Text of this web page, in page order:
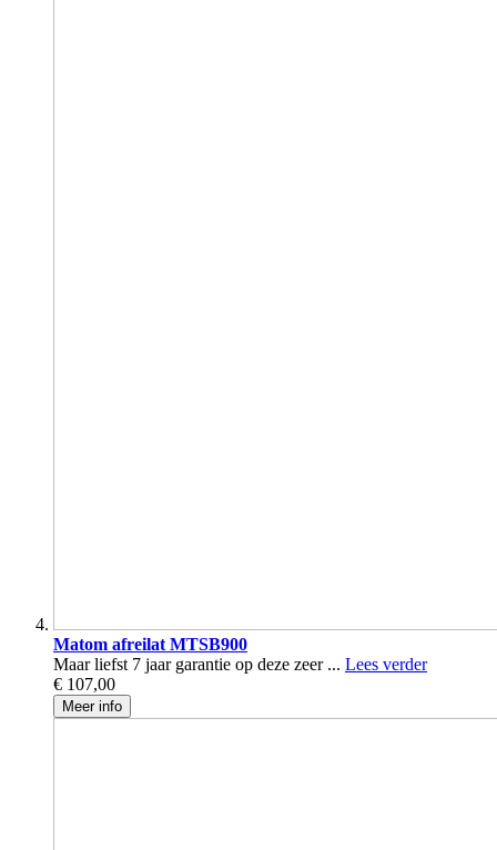
Matom afreilat MTSB900
Maar liefst 7 jaar garantie op deze zeer ... Lees verder
€ 107,00
Meer info